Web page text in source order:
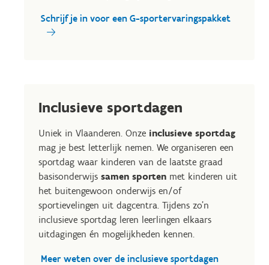
Schrijf je in voor een G-sportervaringspakket
Inclusieve sportdagen
Uniek in Vlaanderen. Onze inclusieve sportdag
mag je best letterlijk nemen. We organiseren een
sportdag waar kinderen van de laatste graad
basisonderwijs samen sporten met kinderen uit
het buitengewoon onderwijs en/of
sportievelingen uit dagcentra. Tijdens zo'n
inclusieve sportdag leren leerlingen elkaars
uitdagingen én mogelijkheden kennen.
Meer weten over de inclusieve sportdagen